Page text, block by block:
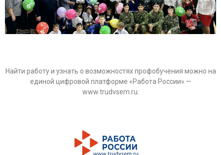
Найти работу и узнать о возможностях профобучения можно на
единой цифровой платформе «Работа России» —
www.trudvsem.ru.